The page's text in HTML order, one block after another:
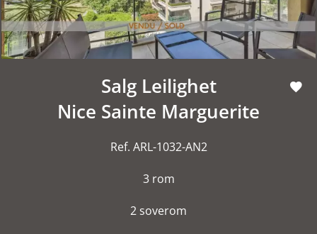
Salg Leilighet
Nice Sainte Marguerite
Ref. ARL-1032-AN2
3 rom
2 soverom